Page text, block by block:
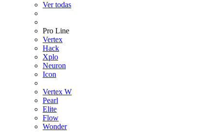
Ver todas
Pro Line
Vertex
Hack
Xplo
Neuron
Icon
Vertex W
Pearl
Elite
Flow
Wonder